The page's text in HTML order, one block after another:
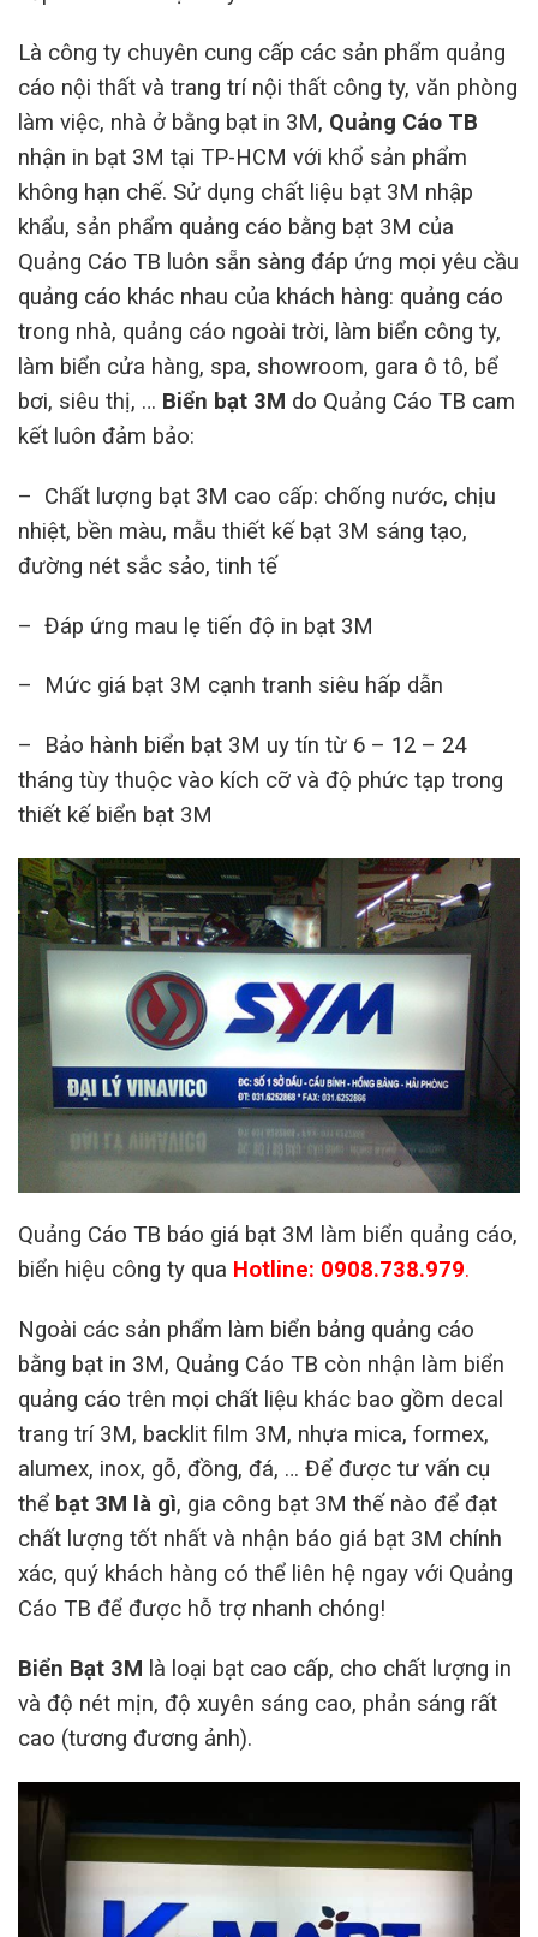
Là công ty chuyên cung cấp các sản phẩm quảng
cáo nội thất và trang trí nội thất công ty, văn phòng
làm việc, nhà ở bằng bạt in 3M, Quảng Cáo TB
nhận in bạt 3M tại TP-HCM với khổ sản phẩm
không hạn chế. Sử dụng chất liệu bạt 3M nhập
khẩu, sản phẩm quảng cáo bằng bạt 3M của
Quảng Cáo TB luôn sẵn sàng đáp ứng mọi yêu cầu
quảng cáo khác nhau của khách hàng: quảng cáo
trong nhà, quảng cáo ngoài trời, làm biển công ty,
làm biển cửa hàng, spa, showroom, gara ô tô, bể
bơi, siêu thị, … Biển bạt 3M do Quảng Cáo TB cam
kết luôn đảm bảo:
– Chất lượng bạt 3M cao cấp: chống nước, chịu
nhiệt, bền màu, mẫu thiết kế bạt 3M sáng tạo,
đường nét sắc sảo, tinh tế
– Đáp ứng mau lẹ tiến độ in bạt 3M
– Mức giá bạt 3M cạnh tranh siêu hấp dẫn
– Bảo hành biển bạt 3M uy tín từ 6 – 12 – 24
tháng tùy thuộc vào kích cỡ và độ phức tạp trong
thiết kế biển bạt 3M
Quảng Cáo TB báo giá bạt 3M làm biển quảng cáo,
biển hiệu công ty qua Hotline: 0908.738.979.
Ngoài các sản phẩm làm biển bảng quảng cáo
bằng bạt in 3M, Quảng Cáo TB còn nhận làm biển
quảng cáo trên mọi chất liệu khác bao gồm decal
trang trí 3M, backlit film 3M, nhựa mica, formex,
alumex, inox, gỗ, đồng, đá, … Để được tư vấn cụ
thể bạt 3M là gì, gia công bạt 3M thế nào để đạt
chất lượng tốt nhất và nhận báo giá bạt 3M chính
xác, quý khách hàng có thể liên hệ ngay với Quảng
Cáo TB để được hỗ trợ nhanh chóng!
Biển Bạt 3M là loại bạt cao cấp, cho chất lượng in
và độ nét mịn, độ xuyên sáng cao, phản sáng rất
cao (tương đương ảnh).